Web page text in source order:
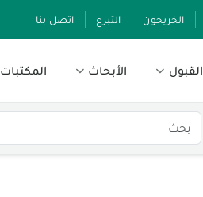
الخريجون التبرع اتصل بنا
القبول الأبحاث المكتبات